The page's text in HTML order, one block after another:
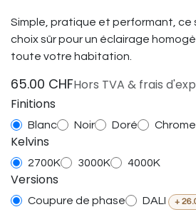
Simple, pratique et performant,
choix sûr pour un éclairage
toute votre habitation.
65.00 CHFHors TVA & frais
Finitions
Blanc Noir Doré
Kelvins
2700K 3000K 4000K
Versions
Coupure de phase DALI +